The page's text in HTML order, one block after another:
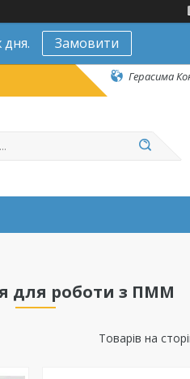
Замовити
Герасима
для роботи з ПММ